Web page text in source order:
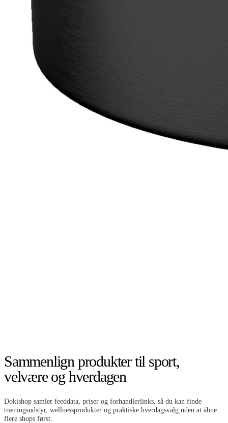
Sammenlign produkter til sport,
velvære og hverdagen
Dokishop samler feeddata, priser og forhandlerlinks, så du kan finde
træningsudstyr, wellnessprodukter og praktiske hverdagsvalg uden at åbne
flere shops først.